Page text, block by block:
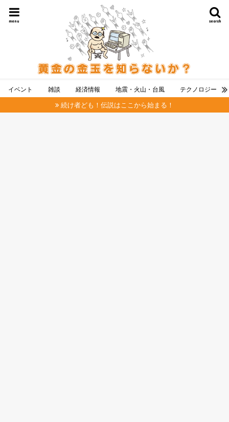
search
menu
イベント 雑談 経済情報 地震・火山・台風 テクノロジー
続け者ども！伝説はここから始まる！